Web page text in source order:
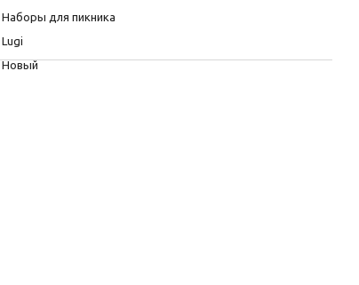
Наборы для пикника
Lugi
Новый